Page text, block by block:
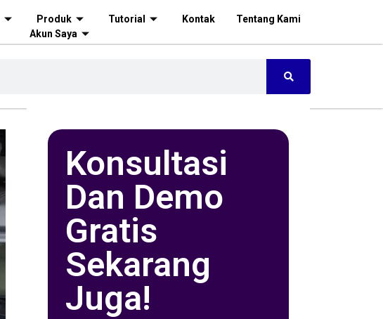
Produk Tutorial Kontak
Tentang Kami
Akun Saya
Konsultasi
Dan Demo
Gratis
Sekarang
Juga!